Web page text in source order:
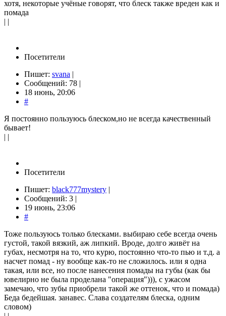
хотя, некоторые учёные говорят, что блеск также вреден как и
помада
| |
Посетители
Пишет: svana |
Сообщений: 78 |
18 июнь, 20:06
#
Я постоянно пользуюсь блеском,но не всегда качественный
бывает!
| |
Посетители
Пишет: black777mystery |
Сообщений: 3 |
19 июнь, 23:06
#
Тоже пользуюсь только блесками. выбираю себе всегда очень
густой, такой вязкий, аж липкий. Вроде, долго живёт на
губах, несмотря на то, что курю, постоянно что-то пью и т.д. а
насчет помад - ну вообще как-то не сложилось. или я одна
такая, или все, но после нанесения помады на губы (как бы
ювелирно не была проделана "операция"))), с ужасом
замечаю, что зубы приобрели такой же оттенок, что и помада)
Беда бедейшая. занавес. Слава создателям блеска, одним
словом)